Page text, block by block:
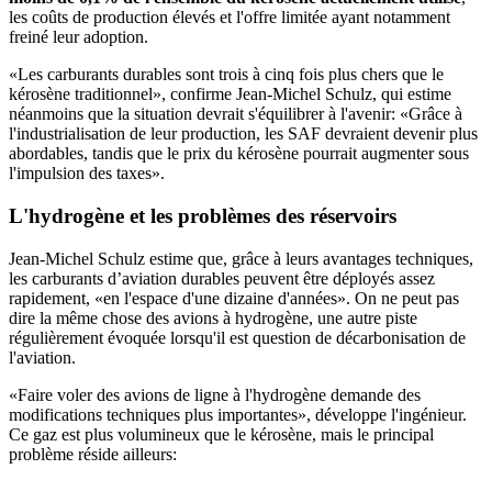
les coûts de production élevés et l'offre limitée ayant notamment
freiné leur adoption.
«Les carburants durables sont trois à cinq fois plus chers que le
kérosène traditionnel», confirme Jean-Michel Schulz, qui estime
néanmoins que la situation devrait s'équilibrer à l'avenir: «Grâce à
l'industrialisation de leur production, les SAF devraient devenir plus
abordables, tandis que le prix du kérosène pourrait augmenter sous
l'impulsion des taxes».
L'hydrogène et les problèmes des réservoirs
Jean-Michel Schulz estime que, grâce à leurs avantages techniques,
les carburants d’aviation durables peuvent être déployés assez
rapidement, «en l'espace d'une dizaine d'années». On ne peut pas
dire la même chose des avions à hydrogène, une autre piste
régulièrement évoquée lorsqu'il est question de décarbonisation de
l'aviation.
«Faire voler des avions de ligne à l'hydrogène demande des
modifications techniques plus importantes», développe l'ingénieur.
Ce gaz est plus volumineux que le kérosène, mais le principal
problème réside ailleurs: